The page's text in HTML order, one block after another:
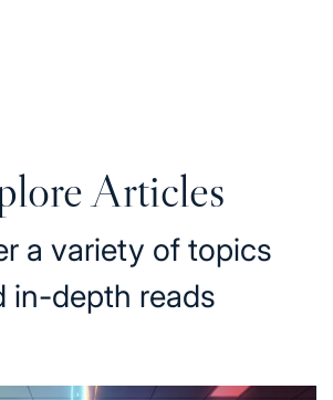
Articles
a variety of topics
in-depth reads